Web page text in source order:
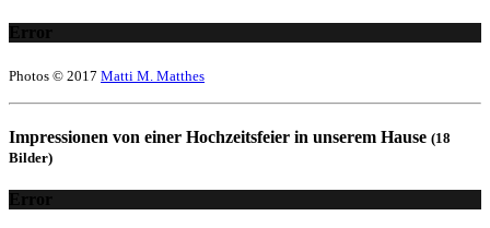
Error
Photos © 2017 Matti M. Matthes
Impressionen von einer Hochzeitsfeier in unserem Hause (18
Bilder)
Error